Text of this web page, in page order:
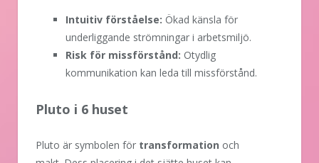
Intuitiv förståelse: Ökad känsla för
underliggande strömningar i arbetsmiljö.
Risk för missförstånd: Otydlig
kommunikation kan leda till missförstånd.
Pluto i 6 huset
Pluto är symbolen för transformation och